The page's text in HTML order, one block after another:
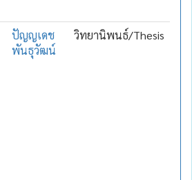
ปัญญเดช
พันธุวัฒน์
วิทยานิพนธ์/Thesis